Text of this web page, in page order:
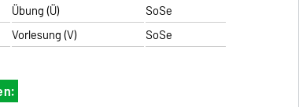
Übung (Ü)
SoSe
Vorlesung (V)
SoSe